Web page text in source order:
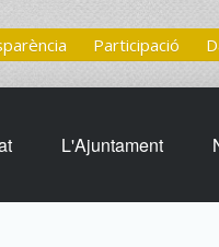
Participació
L'Ajuntament